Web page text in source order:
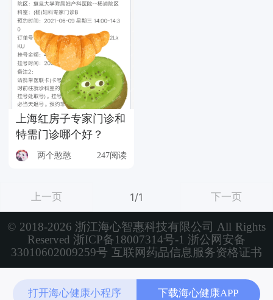
上海红房子专家门诊和
特需门诊哪个好？
两个憨憨 247阅读
上一页 1/1 下一页
© 2018-2026 浙江海心智惠科技有限公司 All Rights
Reserved 浙ICP备18007314号-1 浙公网安备
33010602009259号 互联网药品信息服务资格证书
打开海心健康小程序 下载海心健康APP